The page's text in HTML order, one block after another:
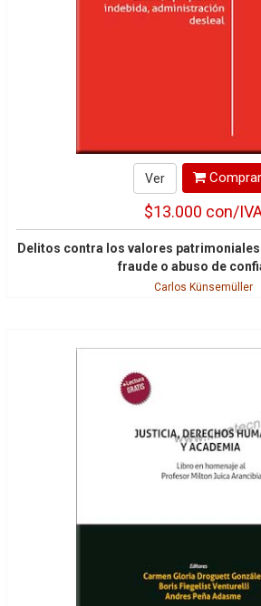
Ver Comprar
$13.000 con/
Delitos contra los valores
fraude o abuso de
Carlos Künsemüller